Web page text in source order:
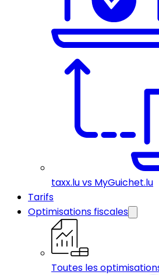
taxx.lu vs MyGuichet.lu
Tarifs
Optimisations fiscales
Toutes les